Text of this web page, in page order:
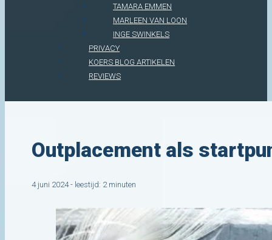
TAMARA EMMEN
MARLEEN VAN LOON
INGE SWINKELS
PRIVACY
KOERS BLOG ARTIKELEN
REVIEWS
Outplacement als
4 juni 2024 - leestijd: 2 minuten